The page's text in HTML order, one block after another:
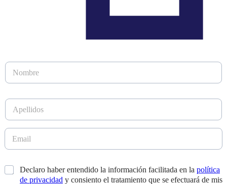
N
m
rA
e
l
i
E
a
m
* Declaro haber entendido la información facilitada en la política
de privacidad y consiento el tratamiento que se efectuará de mis